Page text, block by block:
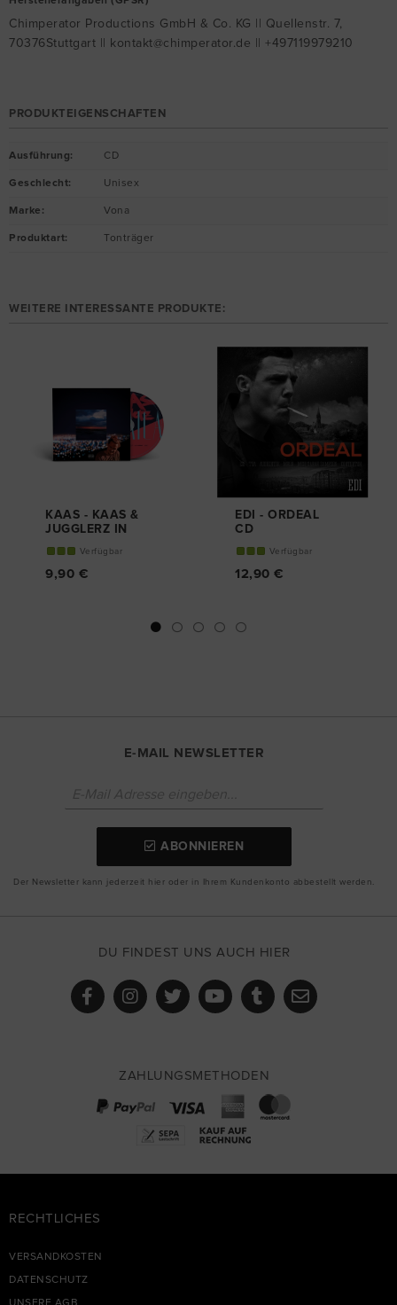
Chimperator Productions GmbH & Co. KG || Quellenstr. 7,
70376Stuttgart || kontakt@chimperator.de || +497119979210
PRODUKTEIGENSCHAFTEN
Ausführung: CD
Geschlecht: Unisex
Marke : Vona
Produktart: Tonträger
WEITERE INTERESSANTE PRODUKTE:
KAAS - KAAS &
JUGGLERZ IN
CD
Verfügbar
9,90 €
EDI - ORDEAL
CD
Verfügbar
12,90 €
E-MAIL NEWSLETTER
ABONNIEREN
Der Newsletter kann jederzeit hier oder in Ihrem Kundenkonto abbestellt werden.
DU FINDEST UNS AUCH HIER
ZAHLUNGSMETHODEN
RECHTLICHES
VERSANDKOSTEN
DATENSCHUTZ